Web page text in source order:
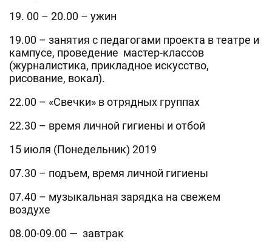
19. 00 – 20.00 – ужин
19.00 – занятия с педагогами проекта в театре и
кампусе, проведение мастер-классов
(журналистика, прикладное искусство,
рисование, вокал).
22.00 – «Свечки» в отрядных группах
22.30 – время личной гигиены и отбой
15 июля (Понедельник) 2019
07.30 – подъем, время личной гигиены
07.40 – музыкальная зарядка на свежем
воздухе
08.00-09.00 — завтрак